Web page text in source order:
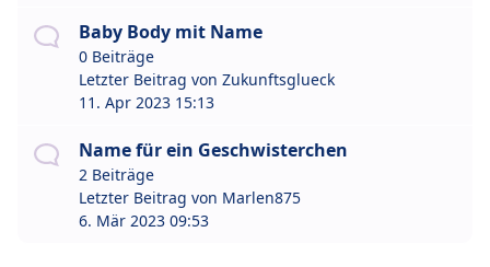
Baby Body mit Name
0 Beiträge
Letzter Beitrag von Zukunftsglueck
11. Apr 2023 15:13
Name für ein Geschwisterchen
2 Beiträge
Letzter Beitrag von Marlen875
6. Mär 2023 09:53